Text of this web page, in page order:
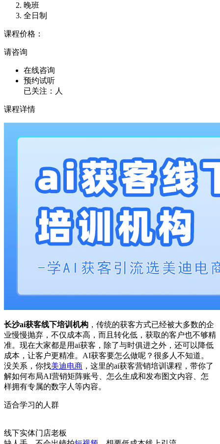
晚班
全日制
课程价格：
请咨询
在线咨询
预约试听
已关注： 人
课程详情
长沙ai获客线下培训机构 ，传统的获客方式已经被大多数的企
业慢慢抛弃，不仅成本高，而且转化低，获取的客户也不够精
准。现在大家都是用ai获客，除了与时俱进之外，还可以降低
成本，让客户更精准。AI获客要怎么做呢？很多人不知道。
没关系，你找美迪电商 ，这里的ai获客营销培训课程，带你了
解如何布局AI营销矩阵账号、怎么生成和发布图文内容、怎
样拥有专属的数字人等内容。
适合学习的人群
线下实体门店老板